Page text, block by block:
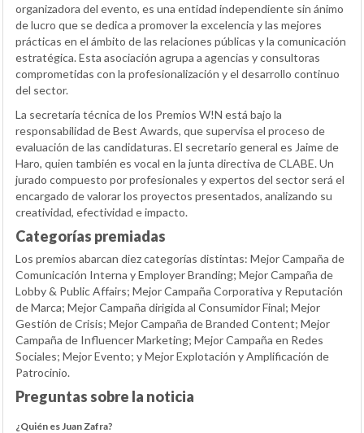
organizadora del evento, es una entidad independiente sin ánimo
de lucro que se dedica a promover la excelencia y las mejores
prácticas en el ámbito de las relaciones públicas y la comunicación
estratégica. Esta asociación agrupa a agencias y consultoras
comprometidas con la profesionalización y el desarrollo continuo
del sector.
La secretaría técnica de los Premios W!N está bajo la
responsabilidad de Best Awards, que supervisa el proceso de
evaluación de las candidaturas. El secretario general es Jaime de
Haro, quien también es vocal en la junta directiva de CLABE. Un
jurado compuesto por profesionales y expertos del sector será el
encargado de valorar los proyectos presentados, analizando su
creatividad, efectividad e impacto.
Categorías premiadas
Los premios abarcan diez categorías distintas: Mejor Campaña de
Comunicación Interna y Employer Branding; Mejor Campaña de
Lobby & Public Affairs; Mejor Campaña Corporativa y Reputación
de Marca; Mejor Campaña dirigida al Consumidor Final; Mejor
Gestión de Crisis; Mejor Campaña de Branded Content; Mejor
Campaña de Influencer Marketing; Mejor Campaña en Redes
Sociales; Mejor Evento; y Mejor Explotación y Amplificación de
Patrocinio.
Preguntas sobre la noticia
¿Quién es Juan Zafra?